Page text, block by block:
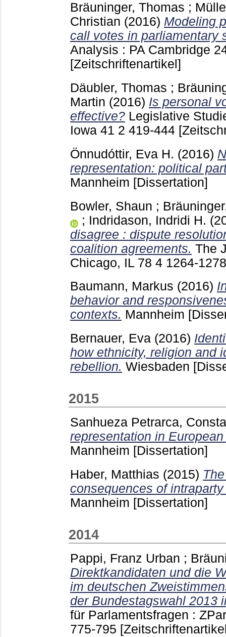
Bräuninger, Thomas ;
Christian (2016) Modeling
call votes in parliamentary
Analysis : PA Cambridge
[Zeitschriftenartikel]
Däubler, Thomas ;
Martin (2016) Is personal
effective? Legislative
Iowa 41 2 419-444
Önnudóttir, Eva H. (2016)
representation: political
Mannheim [Dissertation]
Bowler, Shaun ;
; Indridason, Indridi H.
disagree : dispute
coalition agreements. The
Chicago, IL 78 4 1264-
Baumann, Markus (2016)
behavior and
contexts. Mannheim
Bernauer, Eva (2016)
how ethnicity, religion and
rebellion. Wiesbaden
2015
Sanhueza Petrarca,
representation in
Mannheim [Dissertation]
Haber, Matthias (2015)
consequences of
Mannheim [Dissertation]
2014
Pappi, Franz Urban ;
Direktkandidaten und die
im deutschen
der Bundestagswahl 2013
für Parlamentsfragen :
775-795